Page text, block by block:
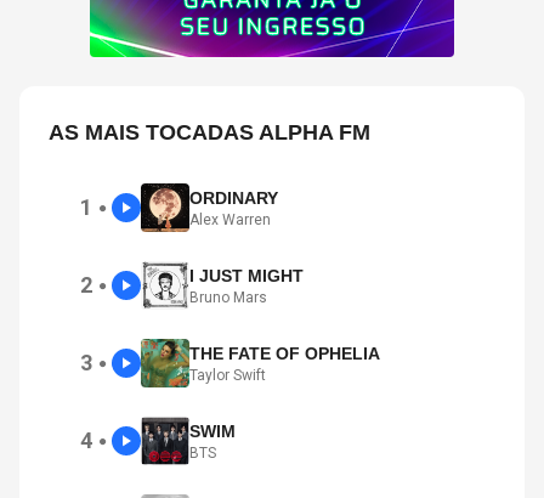
AS MAIS TOCADAS ALPHA FM
1 ● ORDINARY
Alex Warren
2 ● I JUST MIGHT
Bruno Mars
3 ● THE FATE OF OPHELIA
Taylor Swift
4 ● SWIM
BTS